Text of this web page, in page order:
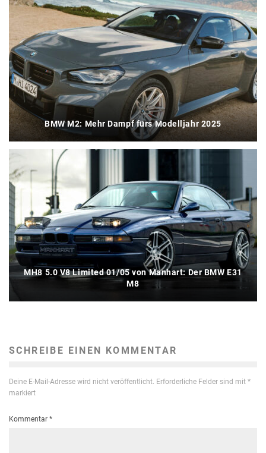
BMW M2: Mehr Dampf fürs Modelljahr 2025
MH8 5.0 V8 Limited 01/05 von Manhart: Der BMW E31
M8
SCHREIBE EINEN KOMMENTAR
Deine E-Mail-Adresse wird nicht veröffentlicht. Erforderliche Felder sind mit *
markiert
Kommentar *